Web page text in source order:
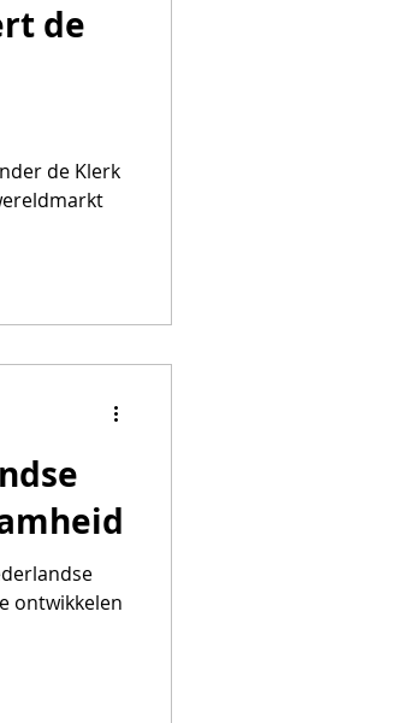
de
de Klerk
ontwikkelen